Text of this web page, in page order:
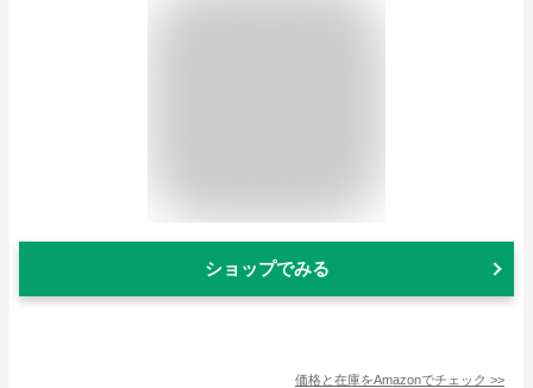
ショップでみる
価格と在庫をAmazonでチェック >>